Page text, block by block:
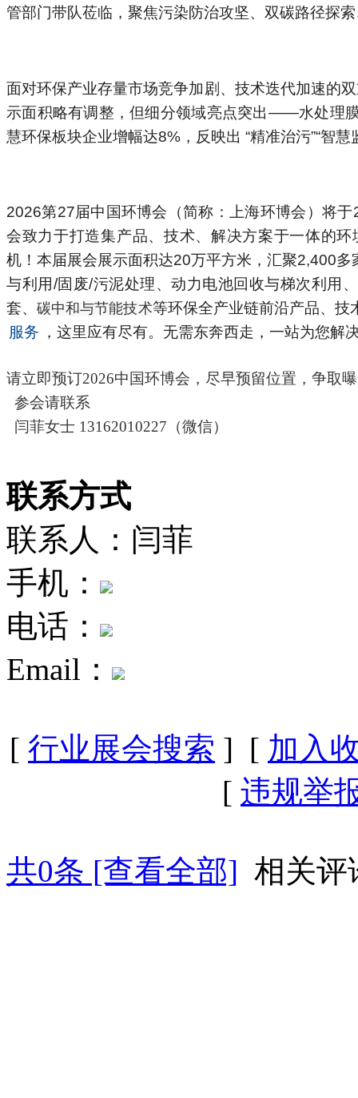
管部门带队莅临，聚焦污染防治攻坚、双碳路径探
面对环保产业存量市场竞争加剧、技术迭代加速的
示面积略有调整，但细分领域亮点突出——水处理
慧环保板块企业增幅达8% ，反映出 “精准治污”“智慧
2026第27届中国环博会（简称：上海环博会）将于
会致力于打造集产品、技术、解决方案于一体的
机！本届展会展示面积达20万平方米，汇聚2,400多
与利用/固废/污泥处理、动力电池回收与梯次利用
套、碳中和与节能技术等环保全产业链前沿产品、技
服务 ，这里应有尽有。无需东奔西走，一站为您解
请立即预订2026中国环博会，尽早预留位置，争取
参会请联系
闫菲女士 13162010227（微信）
联系方式
联系人：闫菲
手机：
电话：
Email：
[ 行业展会搜索 ] [ 加入
[ 违规举
共0条 [查看全部] 相关评